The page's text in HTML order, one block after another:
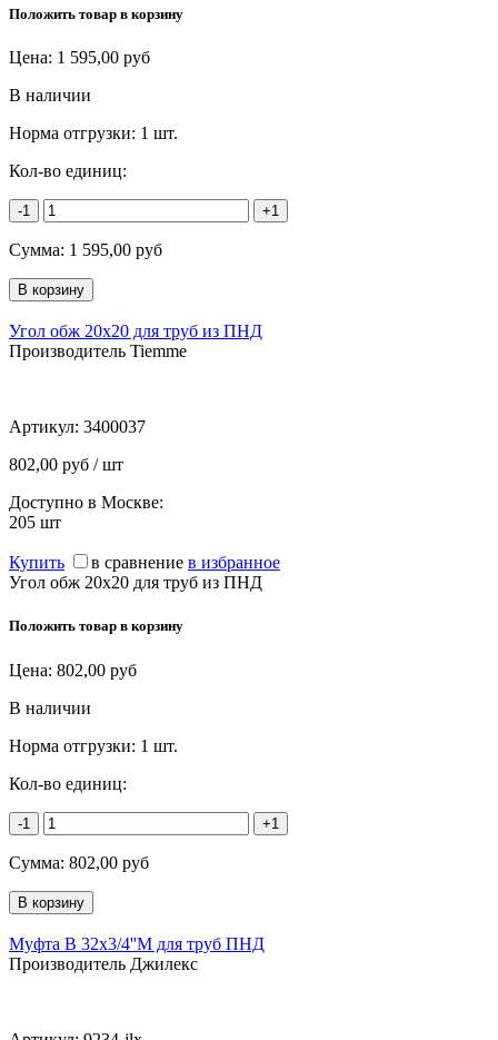
Положить товар в корзину
Цена: 1 595,00 руб
В наличии
Норма отгрузки: 1 шт.
Кол-во единиц:
-1 +1
Сумма: 1 595,00 руб
Угол обж 20х20 для труб из ПНД
Производитель Tiemme
Артикул: 3400037
802,00 руб / шт
Доступно в Москве:
205 шт
Купить в сравнение в избранное
Угол обж 20х20 для труб из ПНД
Положить товар в корзину
Цена: 802,00 руб
В наличии
Норма отгрузки: 1 шт.
Кол-во единиц:
-1 +1
Сумма: 802,00 руб
Муфта В 32х3/4''М для труб ПНД
Производитель Джилекс